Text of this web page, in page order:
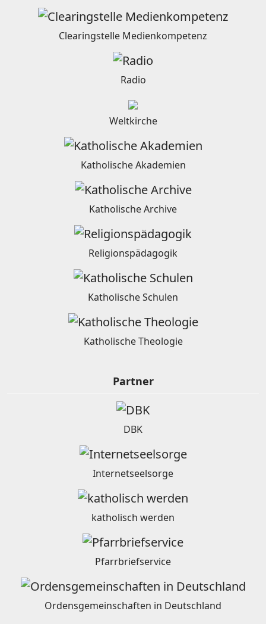
Clearingstelle Medienkompetenz
Radio
Weltkirche
Katholische Akademien
Katholische Archive
Religionspädagogik
Katholische Schulen
Katholische Theologie
Partner
DBK
Internetseelsorge
katholisch werden
Pfarrbriefservice
Ordensgemeinschaften in Deutschland